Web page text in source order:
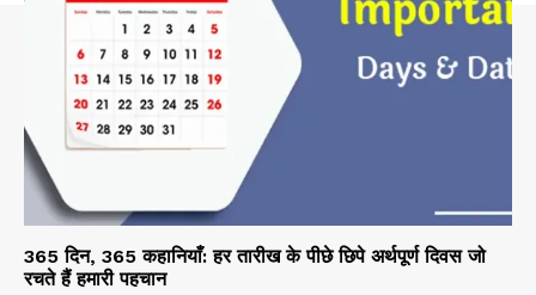
365 दिन, 365 कहानियाँ: हर तारीख के पीछे छिपे अर्थपूर्ण दिवस जो
रचते हैं हमारी पहचान